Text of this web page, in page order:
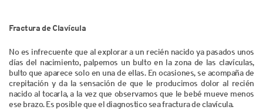
Fractura de Clavícula
No es infrecuente que al explorar a un recién nacido ya pasados unos
días del nacimiento, palpemos un bulto en la zona de las clavículas,
bulto que aparece solo en una de ellas. En ocasiones, se acompaña de
crepitación y da la sensación de que le producimos dolor al recién
nacido al tocarla, a la vez que observamos que le bebé mueve menos
ese brazo. Es posible que el diagnostico sea fractura de clavícula.